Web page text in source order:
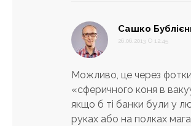
Сашко
26.06.2013 О 12:45
Можливо, це через
«сферичного коня в
якщо б ті банки були у
руках або на полках